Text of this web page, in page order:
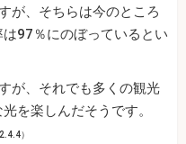
が、そちらは今のところ
97％にのぼっているとい
が、それでも多くの観光
を楽しんだそうです。
）